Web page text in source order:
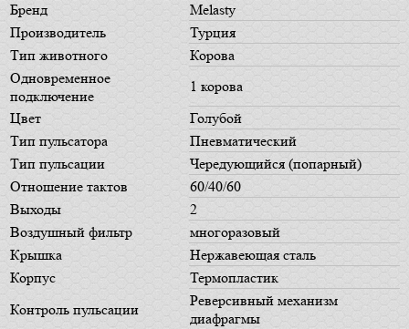
Бренд
Melasty
Производитель
Турция
Тип животного
Корова
Одновременное
подключение
1 корова
Цвет
Голубой
Тип пульсатора
Пневматический
Тип пульсации
Чередующийся (попарный)
Отношение тактов
60/40/60
Выходы
2
Воздушный фильтр
многоразовый
Крышка
Нержавеющая сталь
Корпус
Термопластик
Контроль пульсации
Реверсивный механизм
диафрагмы